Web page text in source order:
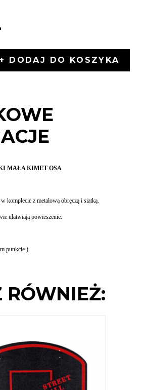
+ DODAJ DO KOSZYKA
MAŁA KIMET OSA
komplecie z metalową obręczą i siatką.
ułatwiają powieszenie.
punkcie )
RÓWNIEŻ: